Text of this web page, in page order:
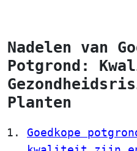
Nadelen van
Potgrond:
Planten
Goedkope